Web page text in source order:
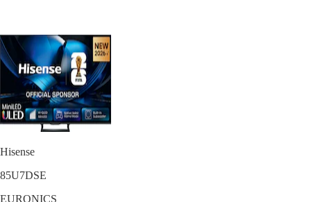
Hisense
85U7DSE
EURONICS